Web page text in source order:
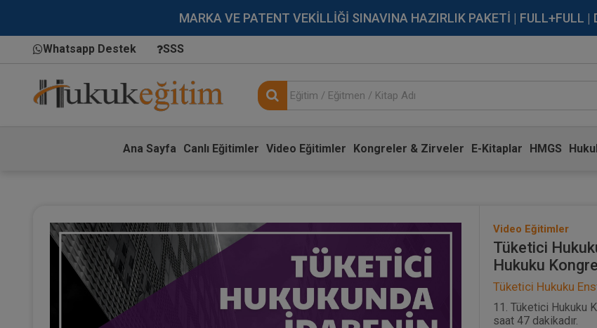
MARKA VE PATENT VEKİLLİĞİ SINAVINA HAZIRLIK PAKETİ | FULL+FULL |
Whatsapp Destek SSS
Ana Sayfa Canlı Eğitimler Video Eğitimler Kongreler & Zirveler E-Kitaplar HMGS
Video Eğitimler
Tüketici
Hukuku
Tüketici Hukuku
11. Tüketici Hukuku
saat 47 dakikadır.